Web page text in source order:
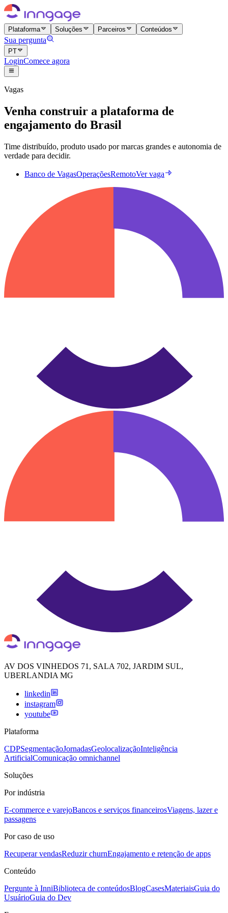
Plataforma Soluções Parceiros Conteúdos
Sua pergunta
PT
LoginComece agora
Vagas
Venha construir a plataforma de
engajamento do Brasil
Time distribuído, produto usado por marcas grandes e autonomia de
verdade para decidir.
Banco de VagasOperaçõesRemotoVer vaga
AV DOS VINHEDOS 71, SALA 702, JARDIM SUL,
UBERLANDIA MG
linkedin
instagram
youtube
Plataforma
CDPSegmentaçãoJornadasGeolocalizaçãoInteligência
ArtificialComunicação omnichannel
Soluções
Por indústria
E-commerce e varejoBancos e serviços financeirosViagens, lazer e
passagens
Por caso de uso
Recuperar vendasReduzir churnEngajamento e retenção de apps
Conteúdo
Pergunte à InniBiblioteca de conteúdosBlogCasesMateriaisGuia do
UsuárioGuia do Dev